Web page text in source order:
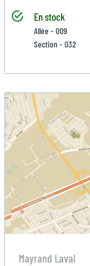
En stock
Allée - 009
Section - 032
Mayrand Laval